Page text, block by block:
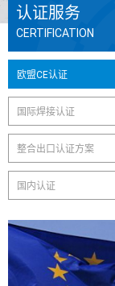
认证服务
CERTIFICATION
欧盟CE认证
国际焊接认证
整合出口认证方案
国内认证